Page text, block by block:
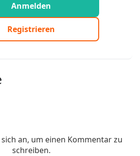
Anmelden
Registrieren
an, um einen Kommentar zu
schreiben.